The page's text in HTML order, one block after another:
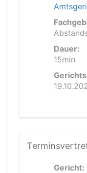
Dauer:
15min
Gericht: